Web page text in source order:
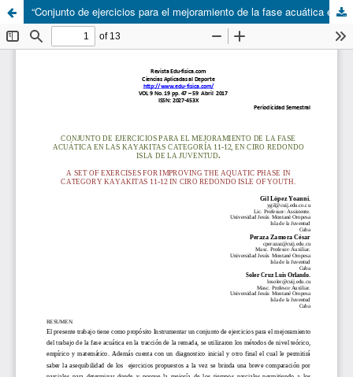
“Conjunto de ejercicios para el mejoramiento de la fase acuática en las kayakitas categoría 11-12, en Ciro Redondo Isla de la Juventud”.